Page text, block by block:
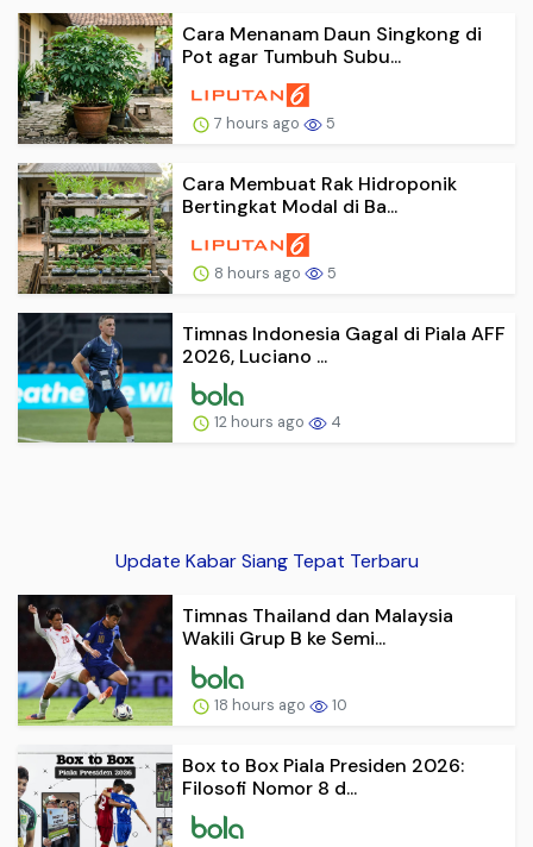
Cara Menanam Daun Singkong di
Pot agar Tumbuh Subu...
7 hours ago 5
Cara Membuat Rak Hidroponik
Bertingkat Modal di Ba...
8 hours ago 5
Timnas Indonesia Gagal di Piala AFF
2026, Luciano ...
12 hours ago 4
Update Kabar Siang Tepat Terbaru
Timnas Thailand dan Malaysia
Wakili Grup B ke Semi...
18 hours ago 10
Box to Box Piala Presiden 2026:
Filosofi Nomor 8 d...